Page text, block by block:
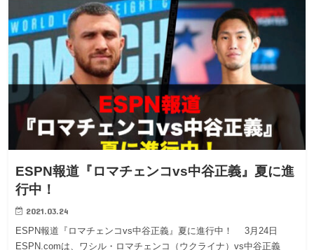
ESPN報道『ロマチェンコvs中谷正義』夏に進
行中！
2021.03.24
ESPN報道『ロマチェンコvs中谷正義』夏に進行中！ 3月24日
ESPN.comは、ワシル・ロマチェンコ（ウクライナ）vs中谷正義